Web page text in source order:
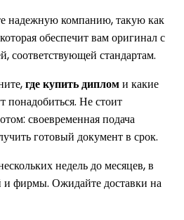
надежную компанию, такую как
обеспечит вам оригинал с
соответствующей стандартам.
где купить дипломи какие
понадобиться. Не стоит
своевременная подача
готовый документ в срок.
недель до месяцев, в
и фирмы. Ожидайте доставки на